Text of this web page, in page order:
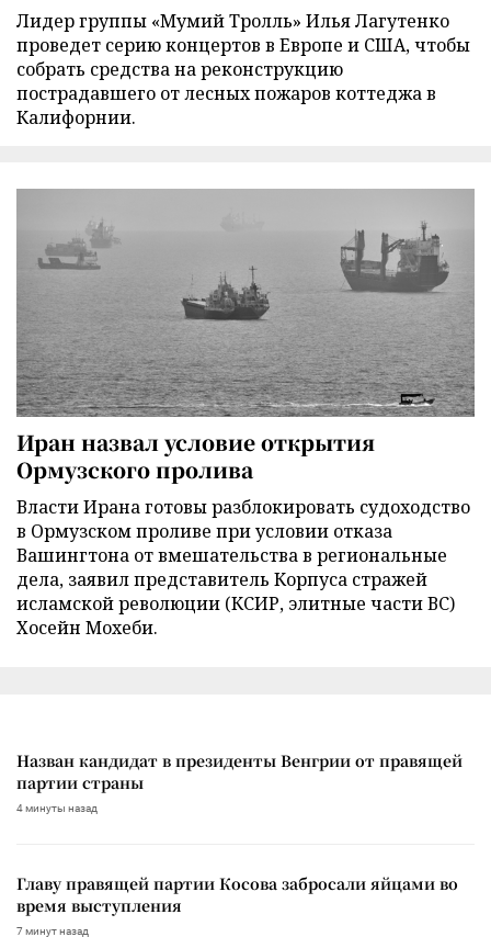
Лидер группы «Мумий Тролль» Илья Лагутенко
проведет серию концертов в Европе и США, чтобы
собрать средства на реконструкцию
пострадавшего от лесных пожаров коттеджа в
Калифорнии.
Иран назвал условие открытия
Ормузского пролива
Власти Ирана готовы разблокировать судоходство
в Ормузском проливе при условии отказа
Вашингтона от вмешательства в региональные
дела, заявил представитель Корпуса стражей
исламской революции (КСИР, элитные части ВС)
Хосейн Мохеби.
Назван кандидат в президенты Венгрии от правящей
партии страны
4 минуты назад
Главу правящей партии Косова забросали яйцами во
время выступления
7 минут назад